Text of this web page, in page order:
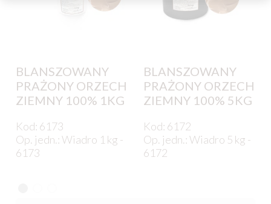
BLANSZOWANY
PRAŻONY ORZECH
ZIEMNY 100% 1KG
Kod: 6173
Op. jedn.: Wiadro 1 kg -
6173
BLANSZOWANY
PRAŻONY ORZECH
ZIEMNY 100% 5KG
Kod: 6172
Op. jedn.: Wiadro 5 kg -
6172